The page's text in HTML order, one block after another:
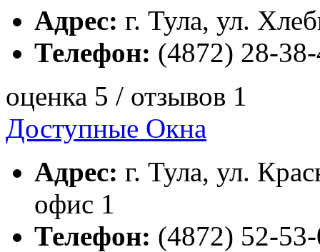
Адрес: г. Тула, ул.
Телефон: (4872) 28-
оценка 5 / отзывов 1
Доступные Окна
Адрес: г. Тула, ул.
офис 1
Телефон: (4872) 52-